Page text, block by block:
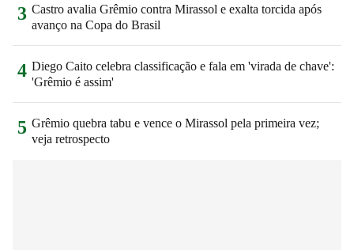
3 Castro avalia Grêmio contra Mirassol e exalta torcida após
avanço na Copa do Brasil
4 Diego Caito celebra classificação e fala em 'virada de chave':
'Grêmio é assim'
5 Grêmio quebra tabu e vence o Mirassol pela primeira vez;
veja retrospecto